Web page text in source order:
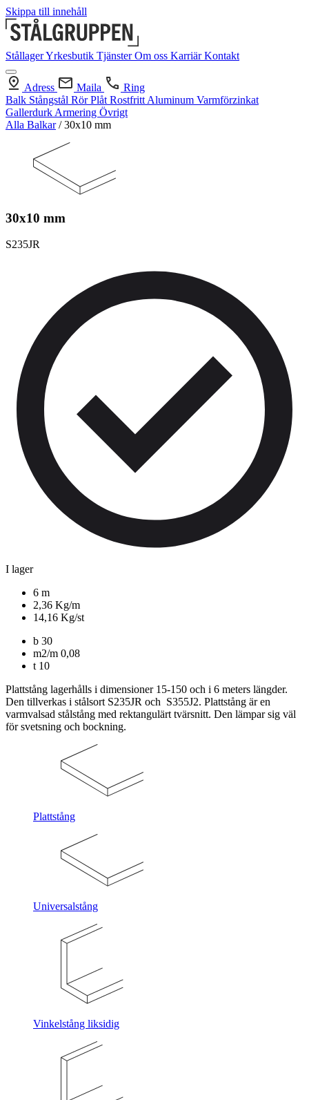
Skippa till innehåll
StållagerYrkesbutik TjänsterOm oss KarriärKontakt
Adress Maila
Ring
Balk Stångstål RörPlåt Rostfritt Aluminum Varmförzinkat
Gallerdurk Armering Övrigt
Alla Balkar / 30x10 mm
30x10 mm
S235JR
I lager
6 m
2,36 Kg/m
14,16 Kg/st
b 30
m2/m 0,08
t 10
Plattstång lagerhålls i dimensioner 15-150 och i 6 meters längder.
Den tillverkas i stålsort S235JR och S355J2. Plattstång är en
varmvalsad stålstång med rektangulärt tvärsnitt. Den lämpar sig väl
för svetsning och bockning.
Plattstång
Universalstång
Vinkelstång liksidig